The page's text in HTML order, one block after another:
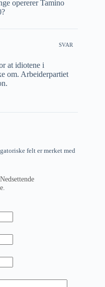
opererer Tamino
SVAR
at idiotene i
om. Arbeiderpartiet
felt er merket med